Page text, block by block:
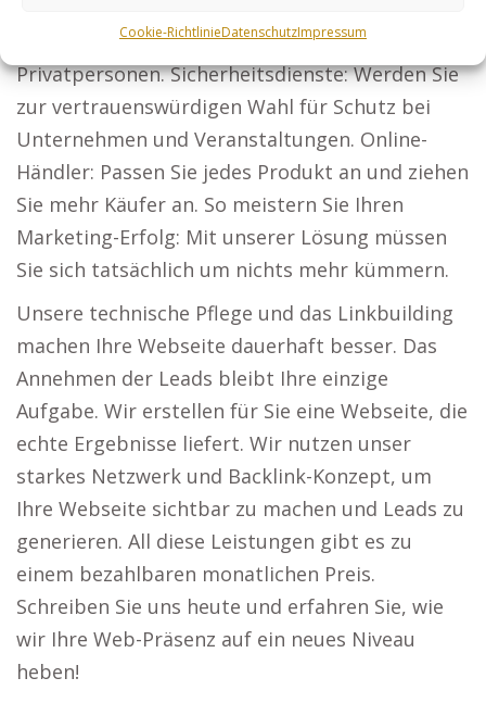
Cookie-RichtlinieDatenschutzImpressum
Dienstleistungen für Unternehmen und
Privatpersonen. Sicherheitsdienste: Werden Sie
zur vertrauenswürdigen Wahl für Schutz bei
Unternehmen und Veranstaltungen. Online-
Händler: Passen Sie jedes Produkt an und ziehen
Sie mehr Käufer an. So meistern Sie Ihren
Marketing-Erfolg: Mit unserer Lösung müssen
Sie sich tatsächlich um nichts mehr kümmern.
Unsere technische Pflege und das Linkbuilding
machen Ihre Webseite dauerhaft besser. Das
Annehmen der Leads bleibt Ihre einzige
Aufgabe. Wir erstellen für Sie eine Webseite, die
echte Ergebnisse liefert. Wir nutzen unser
starkes Netzwerk und Backlink-Konzept, um
Ihre Webseite sichtbar zu machen und Leads zu
generieren. All diese Leistungen gibt es zu
einem bezahlbaren monatlichen Preis.
Schreiben Sie uns heute und erfahren Sie, wie
wir Ihre Web-Präsenz auf ein neues Niveau
heben!